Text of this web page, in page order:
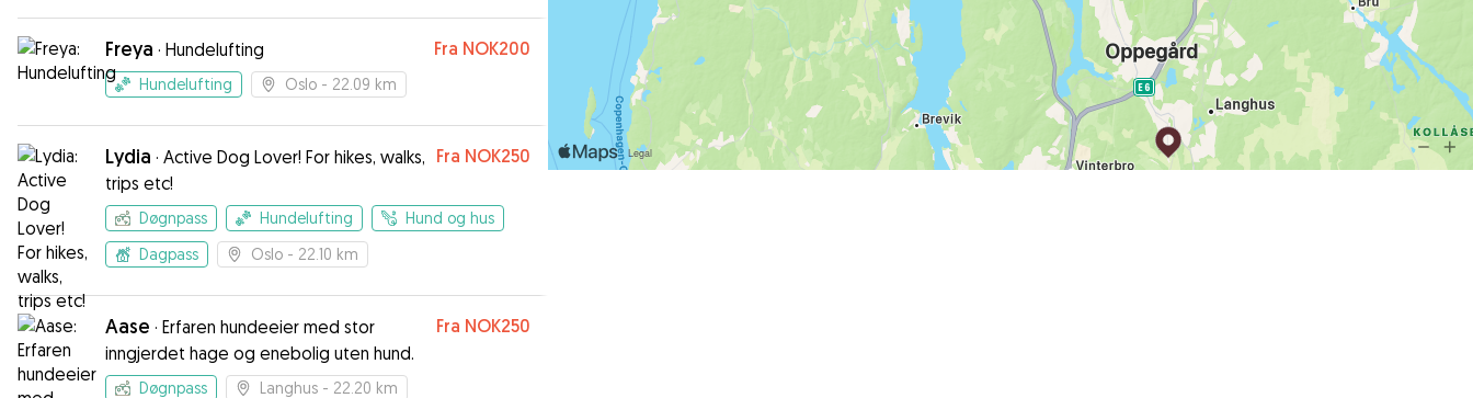
and her calm, reassuring manner put our dog at ease.
Nora is strongly recommended.
Freya · Hundelufting Fra NOK200
Hundelufting Oslo - 22.09 km
Lydia · Active Dog Lover! For hikes, walks,
trips etc!
Fra NOK250
Døgnpass Hundelufting
Hund og hus
Dagpass
Oslo - 22.10 km
Aase · Erfaren hundeeier med stor
inngjerdet hage og enebolig uten hund.
Fra NOK250
Døgnpass Langhus - 22.20 km